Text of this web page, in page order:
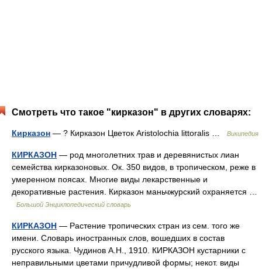
Смотреть что такое "кирказон" в других словарях:
Кирказон — ? Кирказон Цветок Aristolochia littoralis … Википедия
КИРКАЗОН — род многолетних трав и деревянистых лиан
семейства кирказоновых. Ок. 350 видов, в тропическом, реже в
умеренном поясах. Многие виды лекарственные и
декоративные растения. Кирказон маньчжурский охраняется …
Большой Энциклопедический словарь
КИРКАЗОН — Растение тропических стран из сем. того же
имени. Словарь иностранных слов, вошедших в состав
русского языка. Чудинов А.Н., 1910. КИРКАЗОН кустарники с
неправильными цветами причудливой формы; некот. виды